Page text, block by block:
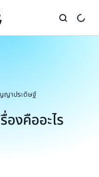
ญาประดิษฐ์
งคืออะไร